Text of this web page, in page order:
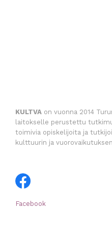
KULTVA on vuonna 2014
laitokselle perustettu
toimivia opiskelijoita ja
kulttuurin ja
Facebook